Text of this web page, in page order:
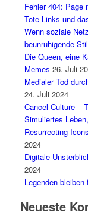
Fehler 404: Page
Tote Links und
Wenn soziale
beunruhigende
Die Queen, eine
Memes 26. Juli
Medialer Tod
24. Juli 2024
Cancel Culture –
Simuliertes
Resurrecting
2024
Digitale
2024
Legenden bleiben
Neueste